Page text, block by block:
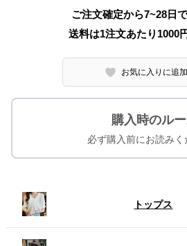
ご注文確定から7~28日
送料は1注文あたり 1000
お気に入りに追
購入時のル
必ず購入前にお読みく
トップス